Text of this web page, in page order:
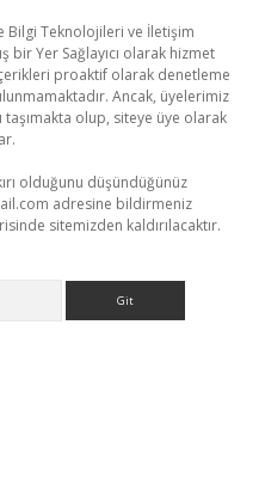
Bilgi Teknolojileri ve İletişim
bir Yer Sağlayıcı olarak hizmet
proaktif olarak denetleme
Ancak, üyelerimiz
olup, siteye üye olarak
olduğunu düşündüğünüz
adresine bildirmeniz
sitemizden kaldırılacaktır.